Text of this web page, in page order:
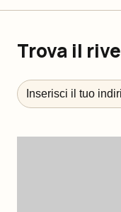
Trova il